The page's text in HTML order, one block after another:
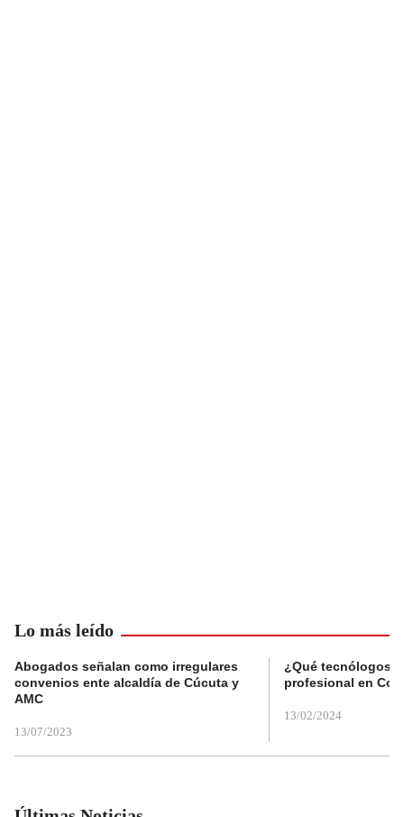
Lo más leído
Abogados señalan como irregulares
convenios ente alcaldía de Cúcuta y
AMC
13/07/2023
¿Qué tecnólogos
profesional en
13/02/2024